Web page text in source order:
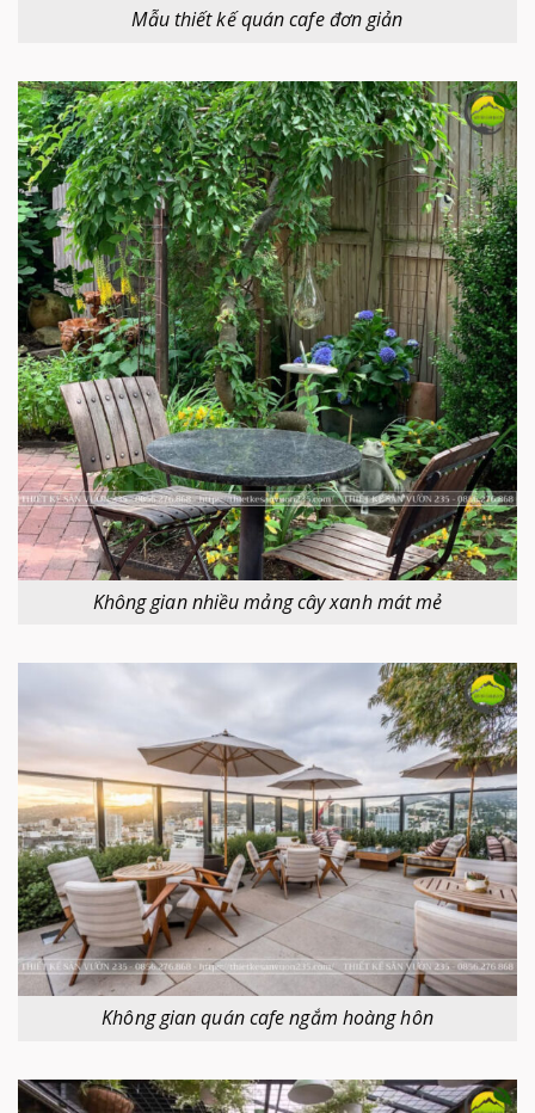
Mẫu thiết kế quán cafe đơn giản
Không gian nhiều mảng cây xanh mát mẻ
Không gian quán cafe ngắm hoàng hôn